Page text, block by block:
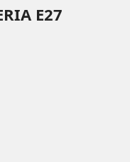
E27